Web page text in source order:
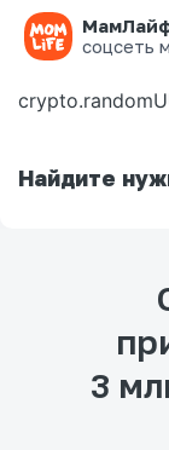
соцсеть
Ошибка
Найдите
3